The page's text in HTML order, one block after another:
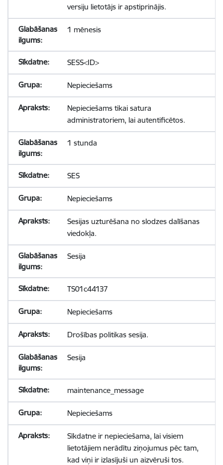
versiju lietotājs ir apstiprinājis.
1 mēnesis
SESS<ID>
Nepieciešams
Nepieciešams tikai satura
administratoriem, lai autentificētos.
1 stunda
SES
Nepieciešams
Sesijas uzturēšana no slodzes dalīšanas
viedokļa.
Sesija
TS01c44137
Nepieciešams
Drošības politikas sesija.
Sesija
maintenance_message
Nepieciešams
Sīkdatne ir nepieciešama, lai visiem
lietotājiem nerādītu ziņojumus pēc tam,
kad viņi ir izlasījuši un aizvēruši tos.